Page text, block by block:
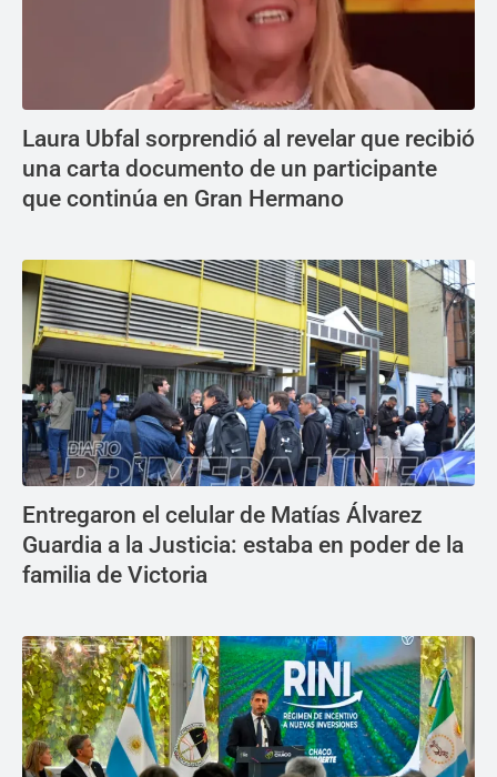
Laura Ubfal sorprendió al revelar que recibió
una carta documento de un participante
que continúa en Gran Hermano
Entregaron el celular de Matías Álvarez
Guardia a la Justicia: estaba en poder de la
familia de Victoria